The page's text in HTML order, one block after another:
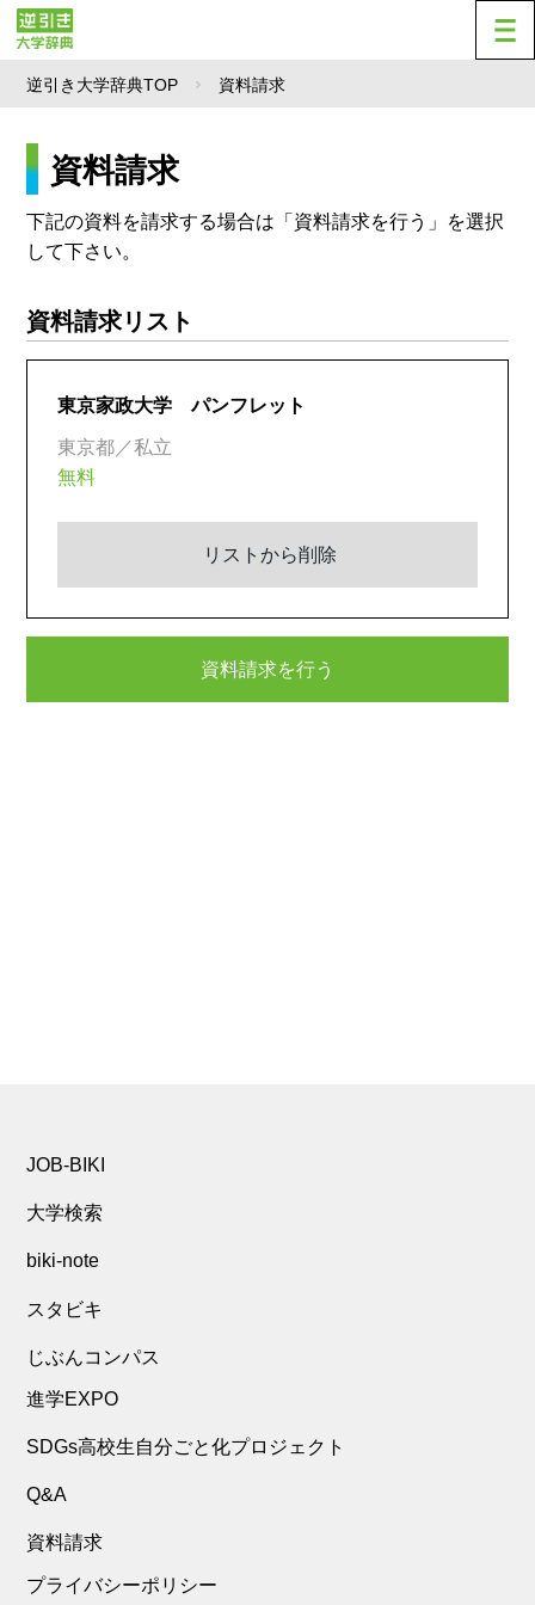
逆引き大学辞典TOP 資料請求
資料請求
下記の資料を請求する場合は「資料請求を行う」を選択
して下さい。
資料請求リスト
東京家政大学 パンフレット
東京都／私立
無料
リストから削除
資料請求を行う
JOB-BIKI
大学検索
biki-note
スタビキ
じぶんコンパス
進学EXPO
SDGs高校生自分ごと化プロジェクト
Q&A
資料請求
プライバシーポリシー